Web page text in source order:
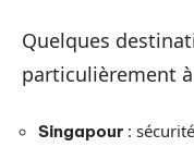
Quelques
particulièrement
Singapour :